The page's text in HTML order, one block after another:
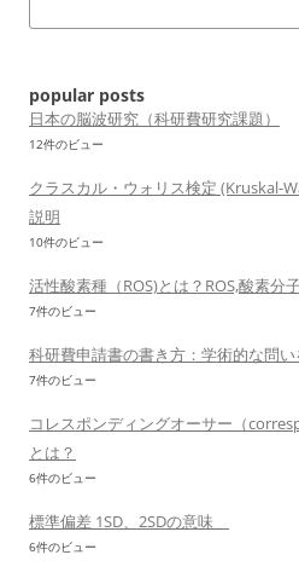
popular posts
日本の脳波研究（科研費研究課題）
12件のビュー
クラスカル・ウォリス検定 (Kruskal-
説明
10件のビュー
活性酸素種（ROS)とは？ROS,酸素分
7件のビュー
科研費申請書の書き方：学術的な問
7件のビュー
コレスポンディングオーサー（
とは？
6件のビュー
標準偏差 1SD、2SDの意味
6件のビュー